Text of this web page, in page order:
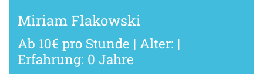
Miriam Flakowski
Ab 10€ pro Stunde | Alter: |
Erfahrung: 0 Jahre